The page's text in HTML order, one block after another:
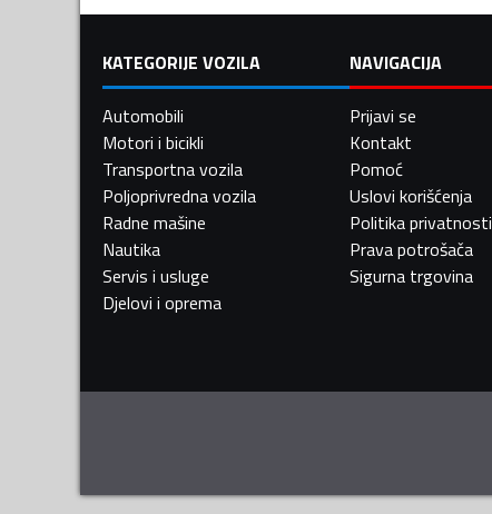
KATEGORIJE VOZILA
Automobili
Motori i bicikli
Transportna vozila
Poljoprivredna vozila
Radne mašine
Nautika
Servis i usluge
Djelovi i oprema
NAVIGACIJA
Prijavi se
Kontakt
Pomoć
Uslovi korišćenja
Politika privatnosti
Prava potrošača
Sigurna trgovina